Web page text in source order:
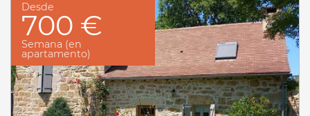
Desde
700 €
Semana (en
apartamento)